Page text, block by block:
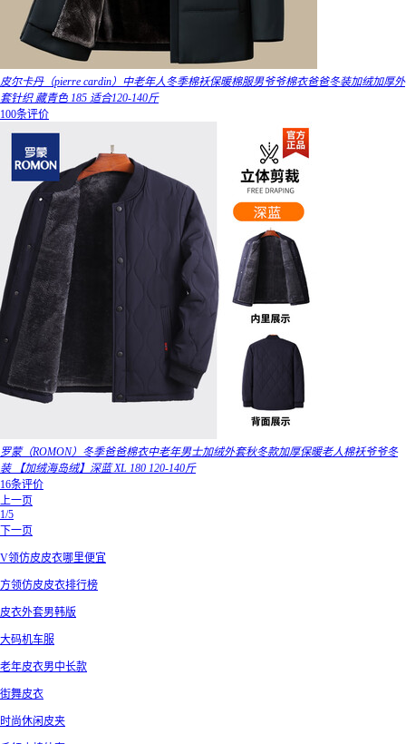
皮尔卡丹（pierre cardin）中老年人冬季棉袄保暖棉服男爷爷棉衣爸爸冬装加绒加厚外
套针织 藏青色 185 适合120-140斤
100条评价
罗蒙（ROMON）冬季爸爸棉衣中老年男士加绒外套秋冬款加厚保暖老人棉袄爷爷冬
装 【加绒海岛绒】深蓝 XL 180 120-140斤
16条评价
上一页
1/5
下一页
V领仿皮皮衣哪里便宜
方领仿皮皮衣排行榜
皮衣外套男韩版
大码机车服
老年皮衣男中长款
街舞皮衣
时尚休闲皮夹